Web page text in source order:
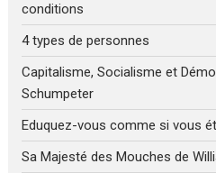
conditions
4 types de personnes
Capitalisme, Socialisme et
Schumpeter
Eduquez-vous comme si vous
Sa Majesté des Mouches de